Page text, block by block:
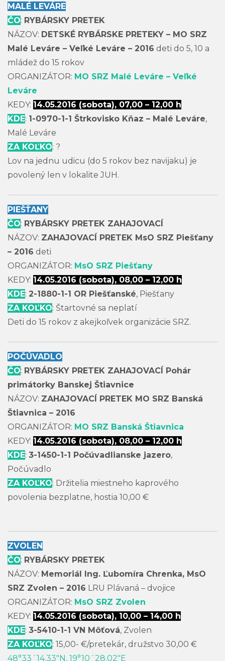
MALÉ LEVÁRE
ČO: RYBÁRSKY PRETEK
NÁZOV: DETSKÉ RYBÁRSKE PRETEKY – MO SRZ
Malé Leváre – Veľké Leváre – 2016 deti do 5, 10 a
mládež do 15 rokov
ORGANIZÁTOR: MO SRZ Malé Leváre – Veľké
Leváre
KEDY: 14.05.2016 (sobota), 07,00 – 12,00 h
KDE: 1-0970-1-1 Štrkovisko Kňaz – Malé Leváre,
Malé Leváre
ZA KOĽKO: ?
Lov na jednu udicu (do 5 rokov bez navijaku) je
povolený len v lokalite JUH.
PIEŠŤANY
ČO: RYBÁRSKY PRETEK ZAHAJOVACÍ
NÁZOV: ZAHAJOVACÍ PRETEK MsO SRZ Piešťany
– 2016 deti
ORGANIZÁTOR: MsO SRZ Piešťany
KEDY: 14.05.2016 (sobota), 08,00 – 12,00 h
KDE: 2-1880-1-1 OR Piešťanské, Piešťany
ZA KOĽKO: Štartovné sa neplatí
Deti do 15 rokov z akejkoľvek organizácie SRZ.
POČÚVADLO
ČO: RYBÁRSKY PRETEK ZAHAJOVACÍ Pohár
primátorky Banskej Štiavnice
NÁZOV: ZAHAJOVACÍ PRETEK MO SRZ Banská
Štiavnica – 2016
ORGANIZÁTOR: MO SRZ Banská Štiavnica
KEDY: 14.05.2016 (sobota), 08,00 – 12,00 h
KDE: 3-1450-1-1 Počúvadlianske jazero,
Počúvadlo
ZA KOĽKO: Držitelia miestneho kaprového
povolenia bezplatne, hostia 10,00 €
ZVOLEN
ČO: RYBÁRSKY PRETEK
NÁZOV: Memoriál Ing. Ľubomíra Chrenka, MsO
SRZ Zvolen – 2016 LRU Plávaná – dvojice
ORGANIZÁTOR: MsO SRZ Zvolen
KEDY: 14.05.2016 (sobota), 10,00 – 14,00 h
KDE: 3-5410-1-1 VN Môťová, Zvolen
ZA KOĽKO: 15,00- €/pretekár, družstvo 30,00 €
48°33´14.33″N, 19°10´28.02″E